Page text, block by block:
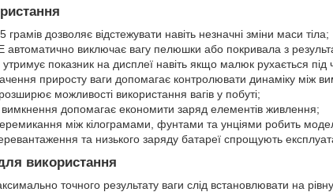
грамів дозволяє відстежувати навіть незначні зміни маси тіла;
автоматично виключає вагу пелюшки або покривала з
показник на дисплеї навіть якщо малюк рухається під
приросту ваги допомагає контролювати динаміку між
можливості використання вагів у побуті;
допомагає економити заряд елементів живлення;
між кілограмами, фунтами та унціями робить
та низького заряду батареї спрощують
використання
точного результату ваги слід встановлювати на